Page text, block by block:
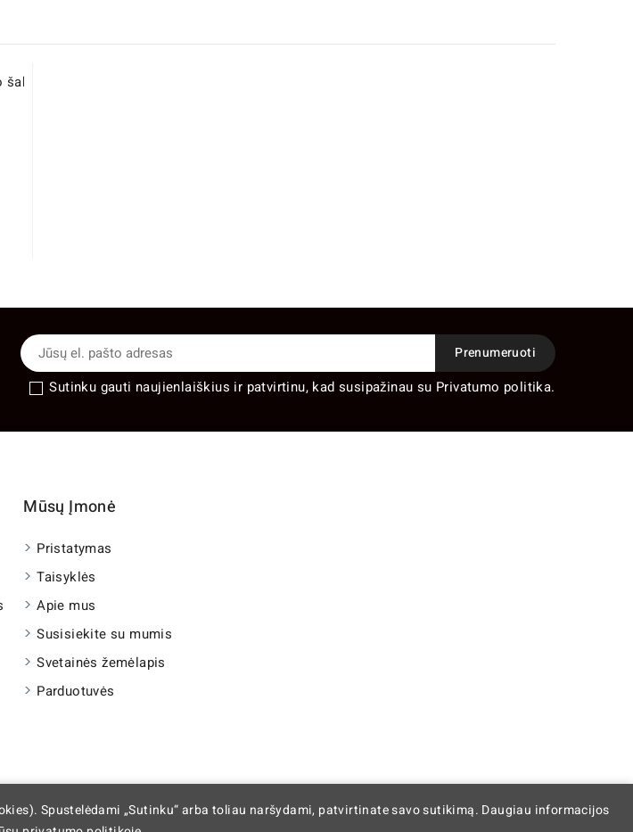
Sutinku gauti naujienlaiškius ir patvirtinu, kad susipažinau su Privatumo politika.
Mūsų Įmonė
Pristatymas
Taisyklės
Apie mus
Susisiekite su mumis
Svetainės žemėlapis
Parduotuvės
Spustelėdami „Sutinku“ arba toliau naršydami, patvirtinate savo sutikimą. Daugiau informacijos